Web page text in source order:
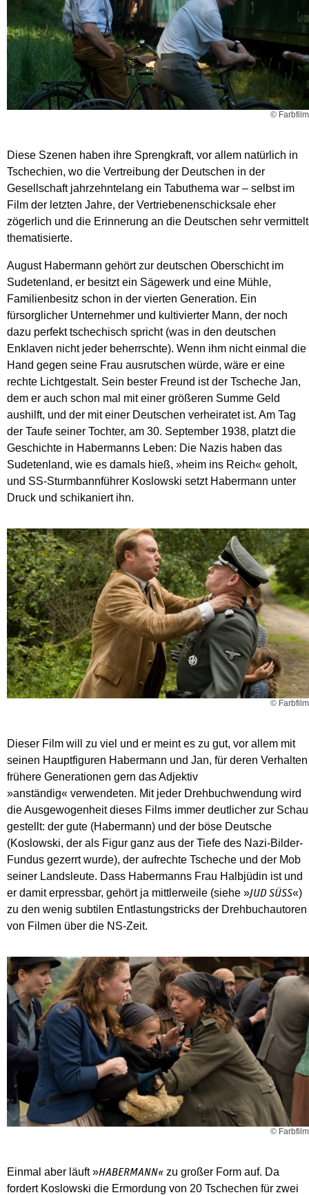
© Farbfilm
Diese Szenen haben ihre Sprengkraft, vor allem natürlich in
Tschechien, wo die Vertreibung der Deutschen in der
Gesellschaft jahrzehntelang ein Tabuthema war – selbst im
Film der letzten Jahre, der Vertriebenenschicksale eher
zögerlich und die Erinnerung an die Deutschen sehr vermittelt
thematisierte.
August Habermann gehört zur deutschen Oberschicht im
Sudetenland, er besitzt ein Sägewerk und eine Mühle,
Familienbesitz schon in der vierten Generation. Ein
fürsorglicher Unternehmer und kultivierter Mann, der noch
dazu perfekt tschechisch spricht (was in den deutschen
Enklaven nicht jeder beherrschte). Wenn ihm nicht einmal die
Hand gegen seine Frau ausrutschen würde, wäre er eine
rechte Lichtgestalt. Sein bester Freund ist der Tscheche Jan,
dem er auch schon mal mit einer größeren Summe Geld
aushilft, und der mit einer Deutschen verheiratet ist. Am Tag
der Taufe seiner Tochter, am 30. September 1938, platzt die
Geschichte in Habermanns Leben: Die Nazis haben das
Sudetenland, wie es damals hieß, »heim ins Reich« geholt,
und SS-Sturmbannführer Koslowski setzt Habermann unter
Druck und schikaniert ihn.
© Farbfilm
Dieser Film will zu viel und er meint es zu gut, vor allem mit
seinen Hauptfiguren Habermann und Jan, für deren Verhalten
frühere Generationen gern das Adjektiv
»anständig« verwendeten. Mit jeder Drehbuchwendung wird
die Ausgewogenheit dieses Films immer deutlicher zur Schau
gestellt: der gute (Habermann) und der böse Deutsche
(Koslowski, der als Figur ganz aus der Tiefe des Nazi-Bilder-
Fundus gezerrt wurde), der aufrechte Tscheche und der Mob
seiner Landsleute. Dass Habermanns Frau Halbjüdin ist und
er damit erpressbar, gehört ja mittlerweile (siehe »JUD SÜSS«)
zu den wenig subtilen Entlastungstricks der Drehbuchautoren
von Filmen über die NS-Zeit.
© Farbfilm
Einmal aber läuft »HABERMANN« zu großer Form auf. Da
fordert Koslowski die Ermordung von 20 Tschechen für zwei